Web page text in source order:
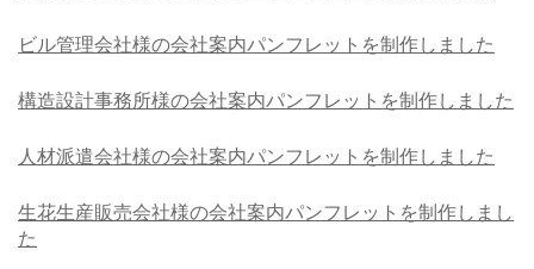
ビル管理会社様の会社案内パンフレットを制作しました
構造設計事務所様の会社案内パンフレットを制作しました
人材派遣会社様の会社案内パンフレットを制作しました
生花生産販売会社様の会社案内パンフレットを制作しまし
た